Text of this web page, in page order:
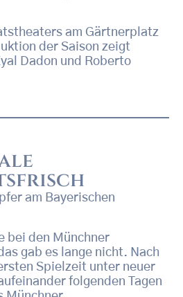
am Gärtnerplatz
der Saison zeigt
Dadon und Roberto
am Bayerischen
bei den Münchner
gab es lange nicht. Nach
Spielzeit unter neuer
folgenden Tagen